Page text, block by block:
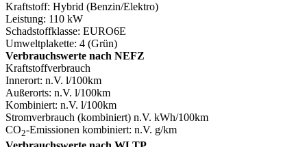
Kraftstoff: Hybrid (Benzin/Elektro)
Leistung: 110 kW
Schadstoffklasse: EURO6E
Umweltplakette: 4 (Grün)
Verbrauchswerte nach NEFZ
Kraftstoffverbrauch
Innerort: n.V. l/100km
Außerorts: n.V. l/100km
Kombiniert: n.V. l/100km
Stromverbrauch (kombiniert) n.V. kWh/100km
CO2-Emissionen kombiniert: n.V. g/km